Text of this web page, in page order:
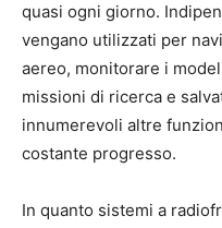
quasi ogni giorno.
vengano utilizzati per
aereo, monitorare i
missioni di ricerca e
innumerevoli altre
costante progresso.
In quanto sistemi a